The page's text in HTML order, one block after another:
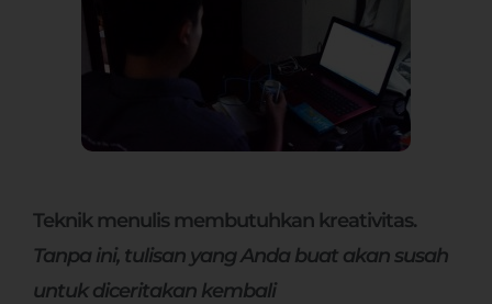
Teknik menulis membutuhkan kreativitas.
Tanpa ini, tulisan yang Anda buat akan susah
untuk diceritakan kembali